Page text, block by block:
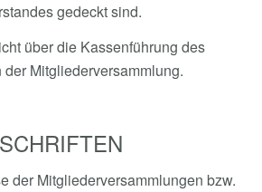
gedeckt sind.
über die Kassenführung des
Mitgliederversammlung.
der Mitgliederversammlungen bzw.